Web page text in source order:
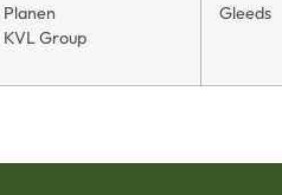
Planen
KVL Group
Gleeds